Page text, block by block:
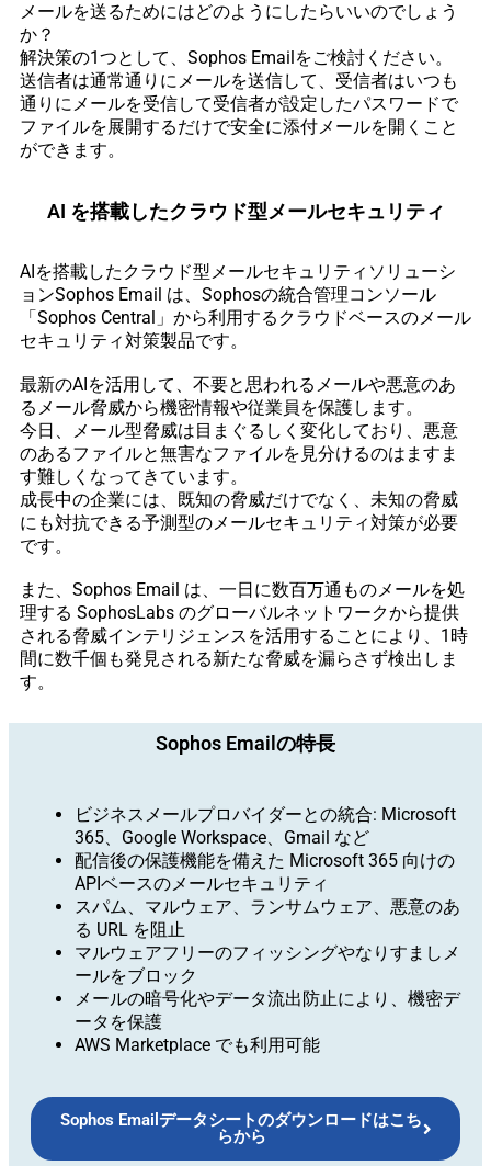
メールを送るためにはどのようにしたらいいのでしょう
か？
解決策の1つとして、Sophos Emailをご検討ください。
送信者は通常通りにメールを送信して、受信者はいつも
通りにメールを受信して受信者が設定したパスワードで
ファイルを展開するだけで安全に添付メールを開くこと
ができます。
AI を搭載したクラウド型メールセキュリティ
AIを搭載したクラウド型メールセキュリティソリューシ
ョンSophos Email は、Sophosの統合管理コンソール
「Sophos Central」から利用するクラウドベースのメール
セキュリティ対策製品です。
最新のAIを活用して、不要と思われるメールや悪意のあ
るメール脅威から機密情報や従業員を保護します。
今日、メール型脅威は目まぐるしく変化しており、悪意
のあるファイルと無害なファイルを見分けるのはますま
す難しくなってきています。
成長中の企業には、既知の脅威だけでなく、未知の脅威
にも対抗できる予測型のメールセキュリティ対策が必要
です。
また、Sophos Email は、一日に数百万通ものメールを処
理する SophosLabs のグローバルネットワークから提供
される脅威インテリジェンスを活用することにより、1時
間に数千個も発見される新たな脅威を漏らさず検出しま
す。
Sophos Emailの特長
ビジネスメールプロバイダーとの統合: Microsoft
365、Google Workspace、Gmail など
配信後の保護機能を備えた Microsoft 365 向けの
APIベースのメールセキュリティ
スパム、マルウェア、ランサムウェア、悪意のあ
る URL を阻止
マルウェアフリーのフィッシングやなりすましメ
ールをブロック
メールの暗号化やデータ流出防止により、機密デ
ータを保護
AWS Marketplace でも利用可能
Sophos Emailデータシートのダウンロードはこち
らから